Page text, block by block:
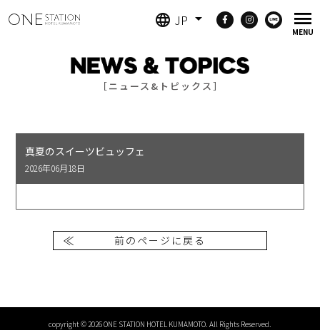
JP
［ニュース&トピックス］
真夏のスイーツビュッフェ
2026年06月18日
前のページに戻る
copyright © 2026 ONE STATION HOTEL KUMAMOTO. All Rights Reserved.